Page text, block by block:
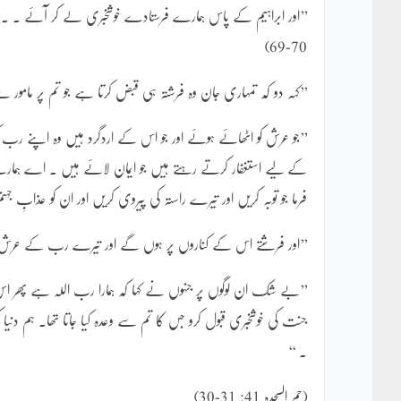
70-69)
’’کہہ دو کہ تمہاری جان وہ فرشتہ ہی قبض کرتا ہے جو تم پر
’’جو عرش کو اٹھائے ہوئے اور جو اس کے اردگرد ہیں وہ اپنے رب
کے لیے استغفار کرتے رہتے ہیں جو ایمان لائے ہیں ۔ اے
فرما جو توبہ کریں اور تیرے راستہ کی پیروی کریں اور ان کو عذابِ
’’اور فرشتے اس کے کناروں پر ہوں گے اور تیرے رب کے عرش کو
’’بے شک ان لوگوں پر جنہوں نے کہا کہ ہمارا رب اللہ ہے پھر
جنت کی خوشخبری قبول کرو جس کا تم سے وعدہ کیا جاتا تھا۔ ہم
۔ ‘‘
(حم السجدہ 41: 31-30)